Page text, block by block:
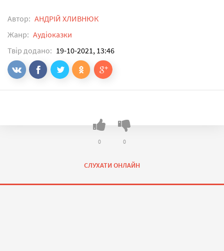
Автор: АНДРІЙ ХЛИВНЮК
Жанр: Аудіоказки
Твір додано: 19-10-2021, 13:46
СЛУХАТИ ОНЛАЙН
0 0